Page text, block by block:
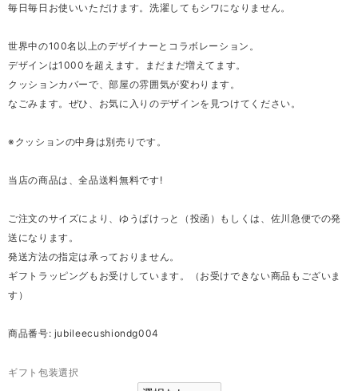
毎日毎日お使いいただけます。洗濯してもシワになりません。
世界中の100名以上のデザイナーとコラボレーション。
デザインは1000を超えます。まだまだ増えてます。
クッションカバーで、部屋の雰囲気が変わります。
なごみます。ぜひ、お気に入りのデザインを見つけてください。
※クッションの中身は別売りです。
当店の商品は、全品送料無料です!
ご注文のサイズにより、ゆうぱけっと（投函）もしくは、佐川急便での発
送になります。
発送方法の指定は承っておりません。
ギフトラッピングもお受けしています。（お受けできない商品もございま
す）
商品番号: jubileecushiondg004
ギフト包装選択